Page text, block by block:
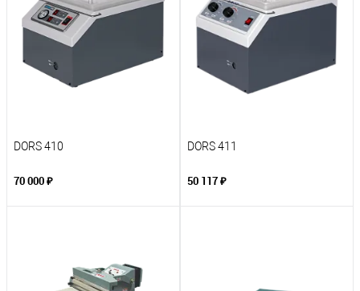
DORS 410
70 000 ₽
DORS 411
50 117 ₽